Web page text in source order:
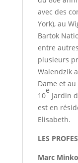
avec des
York), au
Bartok
entre
plusieurs
Walendzik
Dame et
10
e
Jardin
est en
Elisabeth.
LES
Marc